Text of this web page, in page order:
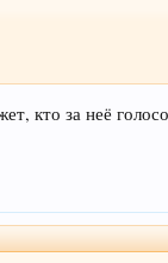
кто за неё